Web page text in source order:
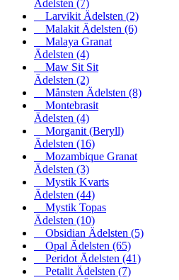
Ädelsten (7)
Larvikit Ädelsten (2)
Malakit Ädelsten (6)
Malaya Granat
Ädelsten (4)
Maw Sit Sit
Ädelsten (2)
Månsten Ädelsten (8)
Montebrasit
Ädelsten (4)
Morganit (Beryll)
Ädelsten (16)
Mozambique Granat
Ädelsten (3)
Mystik Kvarts
Ädelsten (44)
Mystik Topas
Ädelsten (10)
Obsidian Ädelsten (5)
Opal Ädelsten (65)
Peridot Ädelsten (41)
Petalit Ädelsten (7)